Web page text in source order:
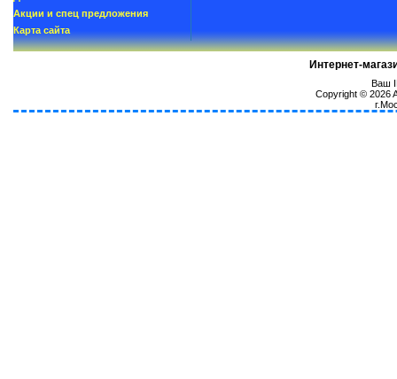
Акции и спец предложения
Карта сайта
Интернет-
Ваш
Copyright © 2026